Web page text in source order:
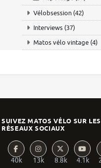
Vélobsession (42)
Interviews (37)
Matos vélo vintage (4)
SUIVEZ MATOS VÉLO SUR LES
RÉSEAUX SOCIAUX
40k 13k 8.8k 4.1k